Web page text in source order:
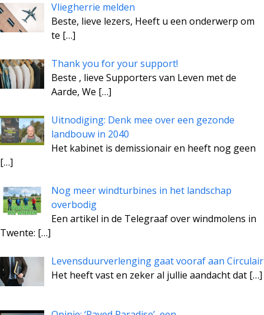
Vliegherrie melden
Beste, lieve lezers, Heeft u een onderwerp om
te […]
Thank you for your support!
Beste , lieve Supporters van Leven met de
Aarde, We […]
Uitnodiging: Denk mee over een gezonde
landbouw in 2040
Het kabinet is demissionair en heeft nog geen
[…]
Nog meer windturbines in het landschap
overbodig
Een artikel in de Telegraaf over windmolens in
Twente: […]
Levensduurverlenging gaat vooraf aan Circulair
Het heeft vast en zeker al jullie aandacht dat […]